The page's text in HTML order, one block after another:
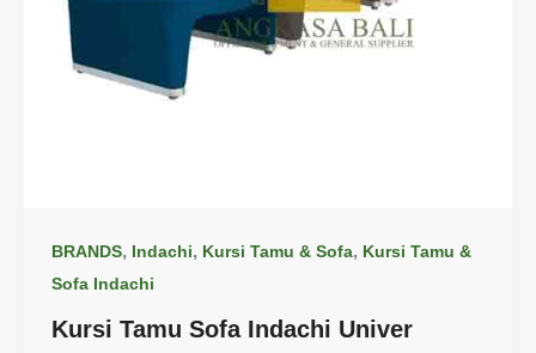
BRANDS, Indachi, Kursi Tamu & Sofa, Kursi Tamu &
Sofa Indachi
Kursi Tamu Sofa Indachi Univer